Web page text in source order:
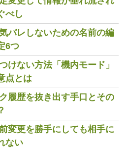
べし
バレしないための名前の編
6つ
けない方法「機内モード」
点とは
履歴を抜き出す手口とその
変更を勝手にしても相手に
ない